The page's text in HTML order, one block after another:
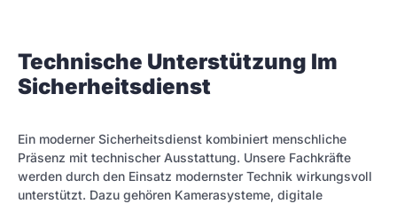
Technische Unterstützung Im
Sicherheitsdienst
Ein moderner Sicherheitsdienst kombiniert menschliche
Präsenz mit technischer Ausstattung. Unsere Fachkräfte
werden durch den Einsatz modernster Technik wirkungsvoll
unterstützt. Dazu gehören Kamerasysteme, digitale